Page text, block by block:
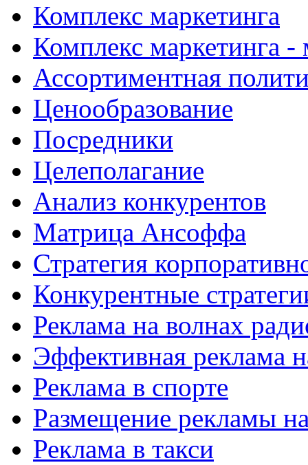
Комплекс маркетинга
Комплекс маркетинга
Ассортиментная
Ценообразование
Посредники
Целеполагание
Анализ конкурентов
Матрица Ансоффа
Стратегия
Конкурентные
Реклама на волнах
Эффективная реклама
Реклама в спорте
Размещение рекламы
Реклама в такси